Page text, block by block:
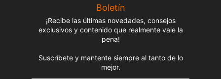
Boletín
¡Recibe las últimas novedades, consejos
exclusivos y contenido que realmente vale la
pena!
Suscríbete y mantente siempre al tanto de lo
mejor.